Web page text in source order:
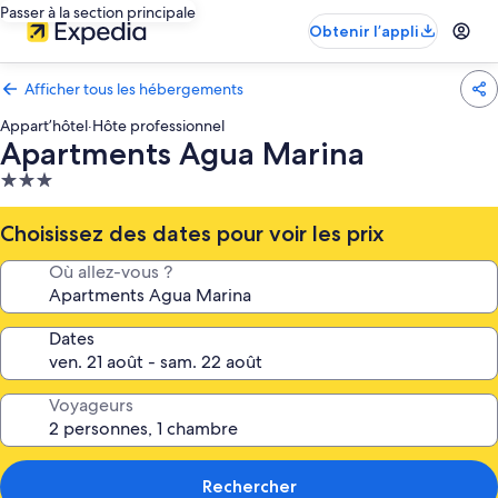
Passer à la section principale
Obtenir l’appli
Afficher tous les hébergements
Appart’hôtel·Hôte professionnel
Apartments Agua Marina
Hébergement
3.0 étoiles
Choisissez des dates pour voir les prix
Où allez-vous ?
Dates
Voyageurs
Rechercher